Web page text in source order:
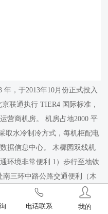
，于2013年10月份正式投入
联通执行 TIER4 国际标准，
营商机房。 机房占地2000 平
取水冷制冷方式，每机柜配电
据信息中心。 木樨园双线机
环境非常便利 1）步行至地铁
南三环中路公路交通便利（木
三环中路铁路交通便利（北京
电话联系 我的